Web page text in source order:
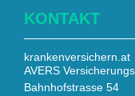
KONTAKT
krankenversichern.at
AVERS
Bahnhofstrasse 54